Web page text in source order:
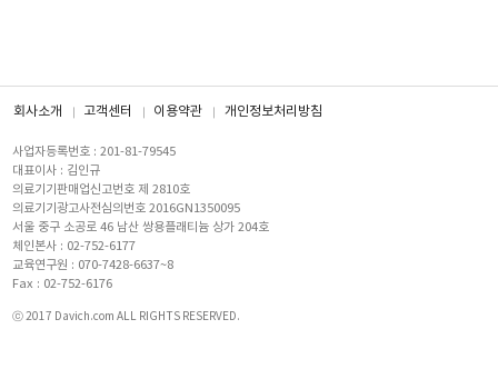
회사소개 고객센터 이용약관 개인정보처리방침
사업자등록번호 : 201-81-79545
대표이사 : 김인규
의료기기판매업신고번호 제 2810호
의료기기광고사전심의번호 2016GN1350095
서울 중구 소공로 46 남산 쌍용플래티늄 상가 204호
체인본사 : 02-752-6177
교육연구원 : 070-7428-6637~8
Fax : 02-752-6176
ⓒ 2017 Davich.com ALL RIGHTS RESERVED.